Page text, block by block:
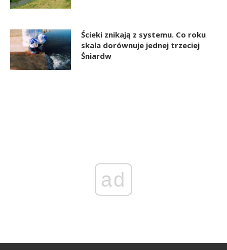
Ścieki znikają z systemu. Co roku
skala dorównuje jednej trzeciej
Śniardw
ad